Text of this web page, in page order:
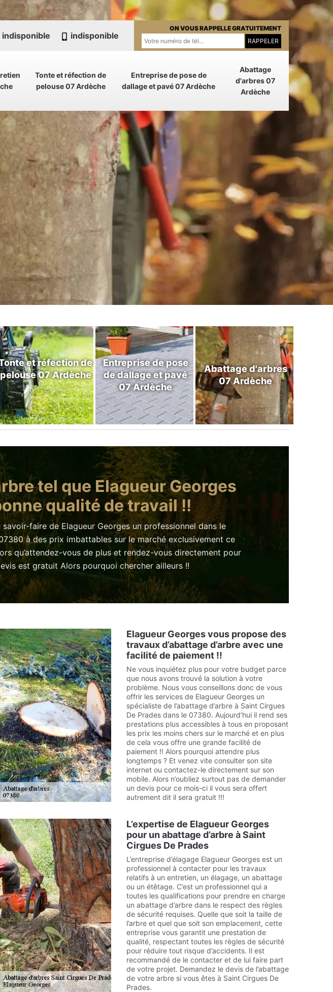
Tonte et réfection de
pelouse 07 Ardèche
Entreprise de pose de
dallage et pavé 07 Ardèche
Abattage
d'arbres 07
Ardèche
indisponible indisponible
ON VOUS RAPPELLE GRATUITEMENT
et réfection de
pelouse 07 Ardèche
Entreprise de pose
de dallage et pavé
07 Ardèche
Abattage d'arbres
07 Ardèche
tel que Elagueur Georges
qualité de travail !!
faire de Elagueur Georges un professionnel dans le
à des prix imbattables sur le marché exclusivement ce
qu’attendez-vous de plus et rendez-vous directement pour
est gratuit Alors pourquoi chercher ailleurs !!
Elagueur Georges vous propose des
travaux d’abattage d’arbre avec une
facilité de paiement !!
Ne vous inquiétez plus pour votre budget parce
que nous avons trouvé la solution à votre
problème. Nous vous conseillons donc de vous
offrir les services de Elagueur Georges un
spécialiste de l’abattage d’arbre à Saint Cirgues
De Prades dans le 07380. Aujourd’hui il rend ses
prestations plus accessibles à tous en proposant
les prix les moins chers sur le marché et en plus
de cela vous offre une grande facilité de
paiement !! Alors pourquoi attendre plus
longtemps ? Et venez vite consulter son site
internet ou contactez-le directement sur son
mobile. Alors n’oubliez surtout pas de demander
un devis pour ce mois-ci il vous sera offert
autrement dit il sera gratuit !!!
L’expertise de Elagueur Georges
pour un abattage d’arbre à Saint
Cirgues De Prades
L’entreprise d’élagage Elagueur Georges est un
professionnel à contacter pour les travaux
relatifs à un entretien, un élagage, un abattage
ou un étêtage. C’est un professionnel qui a
toutes les qualifications pour prendre en charge
un abattage d’arbre dans le respect des règles
de sécurité requises. Quelle que soit la taille de
l’arbre et quel que soit son emplacement, cette
entreprise vous garantit une prestation de
qualité, respectant toutes les règles de sécurité
pour réduire tout risque d’accidents. Il est
recommandé de le contacter et de lui faire part
de votre projet. Demandez le devis de l’abattage
de votre arbre si vous êtes à Saint Cirgues De
Prades.